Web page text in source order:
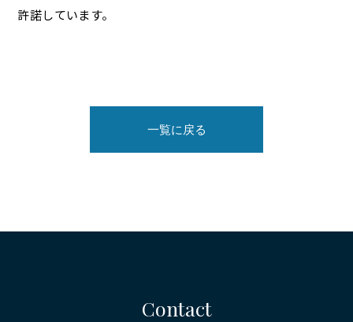
許諾しています。
一覧に戻る
Contact